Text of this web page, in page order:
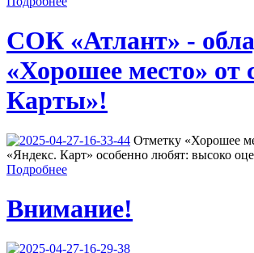
СОК «Атлант» -
«Хорошее место» от
Карты»!
Отметку «Хорошее
«Яндекс. Карт» особенно любят: высоко
Подробнее
Внимание!